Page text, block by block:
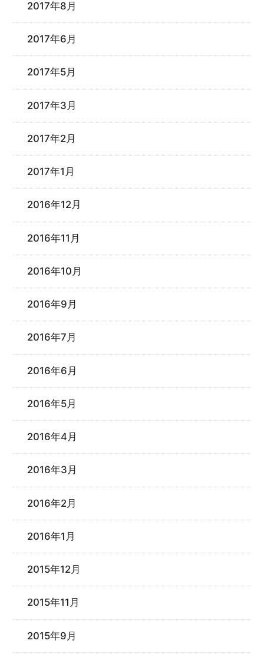
2017年8月
2017年6月
2017年5月
2017年3月
2017年2月
2017年1月
2016年12月
2016年11月
2016年10月
2016年9月
2016年7月
2016年6月
2016年5月
2016年4月
2016年3月
2016年2月
2016年1月
2015年12月
2015年11月
2015年9月